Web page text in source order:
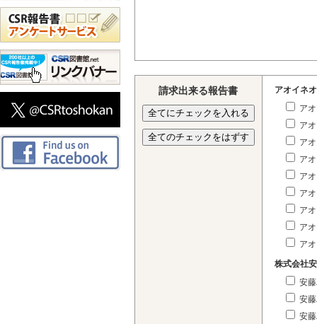
請求出来る報告書
アオイネ
ア
ア
ア
ア
ア
ア
ア
ア
ア
株式会社
安
安
安